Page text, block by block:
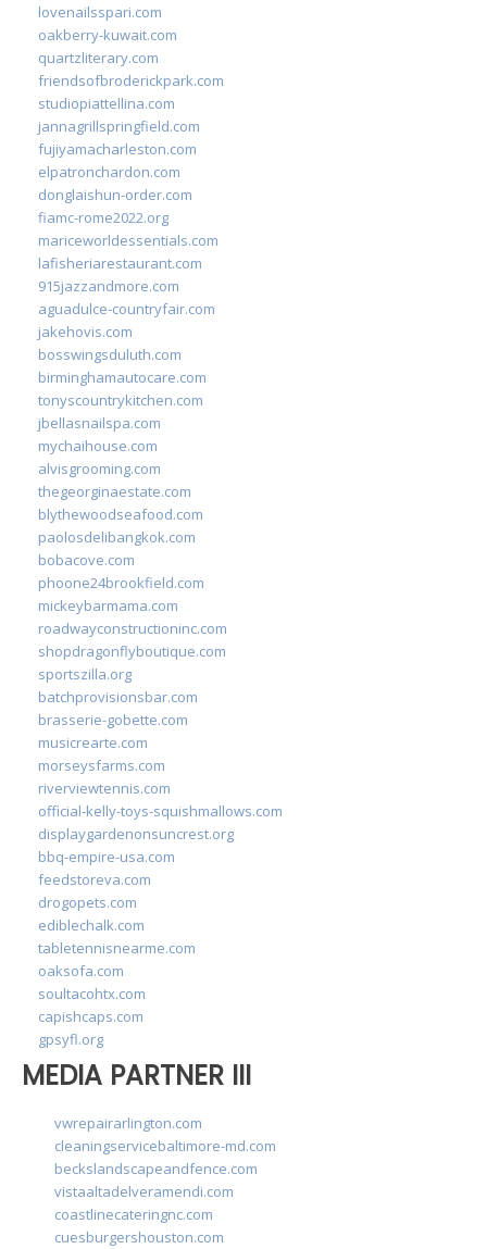
lovenailsspari.com
oakberry-kuwait.com
quartzliterary.com
friendsofbroderickpark.com
studiopiattellina.com
jannagrillspringfield.com
fujiyamacharleston.com
elpatronchardon.com
donglaishun-order.com
fiamc-rome2022.org
mariceworldessentials.com
lafisheriarestaurant.com
915jazzandmore.com
aguadulce-countryfair.com
jakehovis.com
bosswingsduluth.com
birminghamautocare.com
tonyscountrykitchen.com
jbellasnailspa.com
mychaihouse.com
alvisgrooming.com
thegeorginaestate.com
blythewoodseafood.com
paolosdelibangkok.com
bobacove.com
phoone24brookfield.com
mickeybarmama.com
roadwayconstructioninc.com
shopdragonflyboutique.com
sportszilla.org
batchprovisionsbar.com
brasserie-gobette.com
musicrearte.com
morseysfarms.com
riverviewtennis.com
official-kelly-toys-squishmallows.com
displaygardenonsuncrest.org
bbq-empire-usa.com
feedstoreva.com
drogopets.com
ediblechalk.com
tabletennisnearme.com
oaksofa.com
soultacohtx.com
capishcaps.com
gpsyfl.org
MEDIA PARTNER III
vwrepairarlington.com
cleaningservicebaltimore-md.com
beckslandscapeandfence.com
vistaaltadelveramendi.com
coastlinecateringnc.com
cuesburgershouston.com